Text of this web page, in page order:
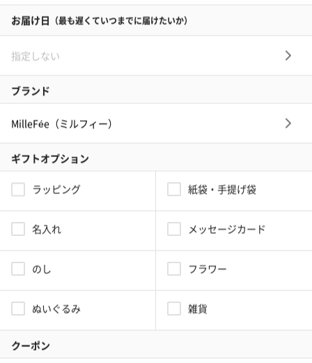
この商品の他のレビューを見る
2026/01/04
絵画ハンドクリーム
友達の誕生日プレゼントに購入しました。パッケージも可愛いし良い匂いで
シーン：誕生日